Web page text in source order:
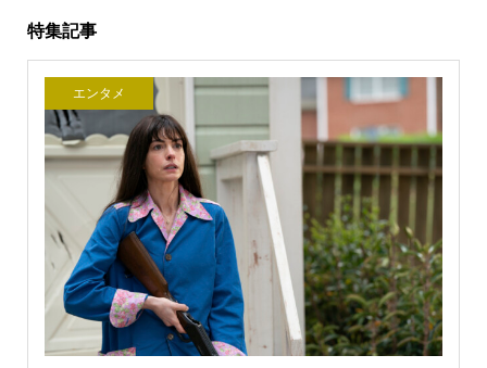
特集記事
エンタメ